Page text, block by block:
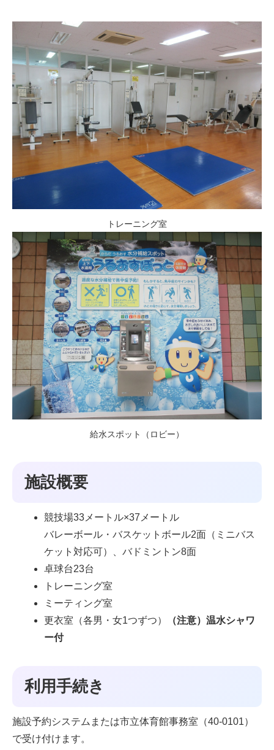
トレーニング室
給水スポット（ロビー）
施設概要
競技場33メートル×37メートル
バレーボール・バスケットボール2面（ミニバス
ケット対応可）、バドミントン8面
卓球台23台
トレーニング室
ミーティング室
更衣室（各男・女1つずつ）
（注意）温水シャワ
ー付
利用手続き
施設予約システムまたは市立体育館事務室（40-0101）
で受け付けます。